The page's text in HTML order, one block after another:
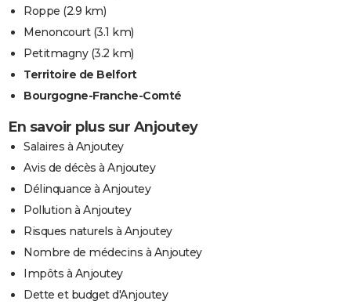
Roppe (2.9 km)
Menoncourt(3.1 km)
Petitmagny(3.2 km)
Territoire de Belfort
Bourgogne-Franche-Comté
En savoir plus sur Anjoutey
Salaires à Anjoutey
Avis de décès à Anjoutey
Délinquance à Anjoutey
Pollution à Anjoutey
Risques naturels à Anjoutey
Nombre de médecins à Anjoutey
Impôts à Anjoutey
Dette et budget d'Anjoutey